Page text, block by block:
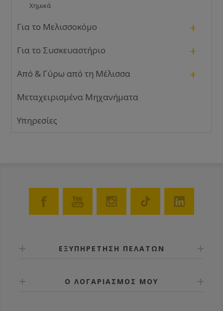
Χημικά
Για το Μελισσοκόμο +
Για το Συσκευαστήριο +
Από & Γύρω από τη Μέλισσα +
Μεταχειρισμένα Μηχανήματα
Υπηρεσίες
ΕΞΥΠΗΡΕΤΗΣΗ ΠΕΛΑΤΩΝ
Ο ΛΟΓΑΡΙΑΣΜΟΣ ΜΟΥ